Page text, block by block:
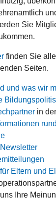
Sie
finden Sie
Seiten.
und was wir
in
Eltern und
Ihre